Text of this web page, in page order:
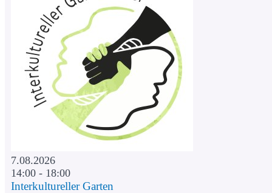
7.08.2026
14:00 - 18:00
Interkultureller Garten